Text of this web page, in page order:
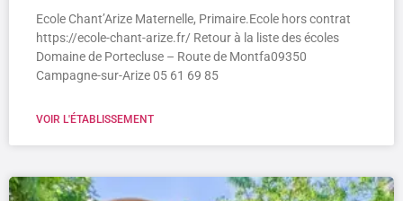
Ecole Chant’Arize Maternelle, Primaire.Ecole hors contrat
https://ecole-chant-arize.fr/ Retour à la liste des écoles
Domaine de Portecluse – Route de Montfa09350
Campagne-sur-Arize 05 61 69 85
VOIR L'ÉTABLISSEMENT